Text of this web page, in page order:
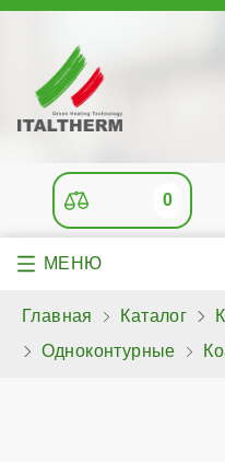
0
Главная Каталог
Одноконтурные